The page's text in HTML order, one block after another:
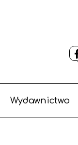
Wydawnictwo